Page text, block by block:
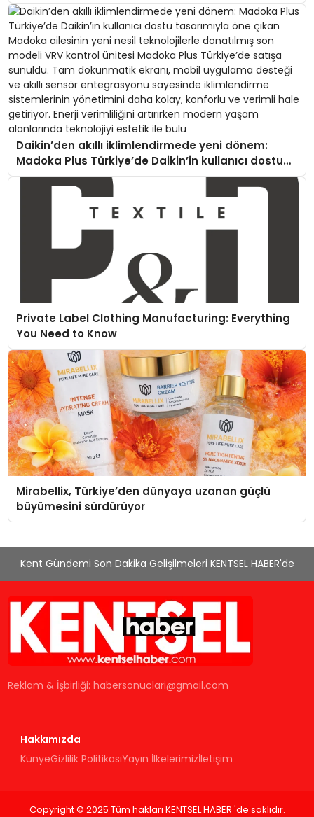
Daikin’den akıllı iklimlendirmede yeni dönem:
Madoka Plus Türkiye’de Daikin’in kullanıcı dostu
tasarımıyla öne çıkan Madoka ailesinin yeni nesil
teknolojilerle donatılmış son modeli VRV kontrol
ünitesi Madoka Plus Türkiye’de satışa sunuldu.
Tam dokunmatik ekranı, mobil uygulama desteği
iklimlendirme sistemlerinin yönetimini daha kolay,
konforlu ve verimli hale getiriyor. Enerji verimliliğini
artırırken modern yaşam alanlarında teknolojiyi
Private Label Clothing Manufacturing: Everything
You Need to Know
Mirabellix, Türkiye’den dünyaya uzanan güçlü
büyümesini sürdürüyor
Kent Gündemi Son Dakika Gelişilmeleri KENTSEL HABER'de
Reklam & İşbirliği:habersonuclari@gmail.com
Hakkımızda
KünyeGizlilik PolitikasıYayın İlkelerimizİletişim
Copyright © 2025 Tüm hakları KENTSEL HABER 'de saklıdır.